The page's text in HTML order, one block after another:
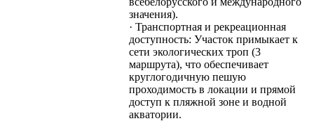
значения).
· Транспортная и рекреационная
доступность: Участок примыкает к
сети экологических троп (3
маршрута), что обеспечивает
круглогодичную пешую
проходимость в локации и прямой
доступ к пляжной зоне и водной
акватории.